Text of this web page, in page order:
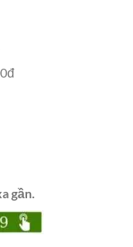
gần.